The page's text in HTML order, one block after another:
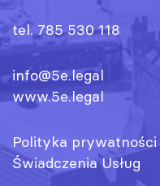
tel. 785 530 118
info@5e.legal
www.5e.legal
Polityka prywatności
Świadczenia Usług